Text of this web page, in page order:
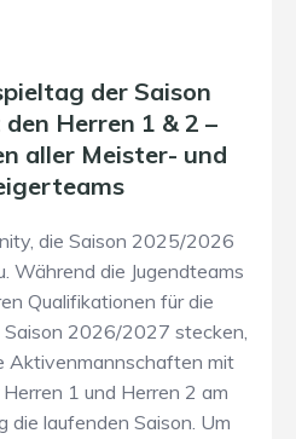
der Saison
Herren 1 & 2 –
aller Meister- und
die Saison 2025/2026
Während die Jugendteams
Qualifikationen für die
Saison 2026/2027 stecken,
Aktivenmannschaften mit
1 und Herren 2 am
die laufenden Saison. Um